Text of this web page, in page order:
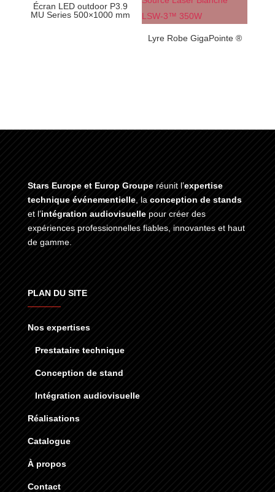
Écran LED outdoor P3.9
MU Series 500×1000 mm
Lyre Robe GigaPointe ®
Stars Europe et Europ Groupe réunit l’expertise
technique événementielle, la conception de stands
et l’intégration audiovisuellepour créer des
expériences professionnelles fiables, innovantes et haut
de gamme.
PLAN DU SITE
Nos expertises
Prestataire technique
Conception de stand
Intégration audiovisuelle
Réalisations
Catalogue
À propos
Contact